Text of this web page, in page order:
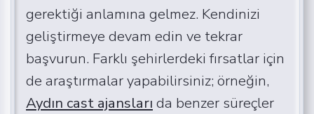
gerektiği anlamına gelmez. Kendinizi
geliştirmeye devam edin ve tekrar
başvurun. Farklı şehirlerdeki fırsatlar için
de araştırmalar yapabilirsiniz; örneğin,
Aydın cast ajansları da benzer süreçler